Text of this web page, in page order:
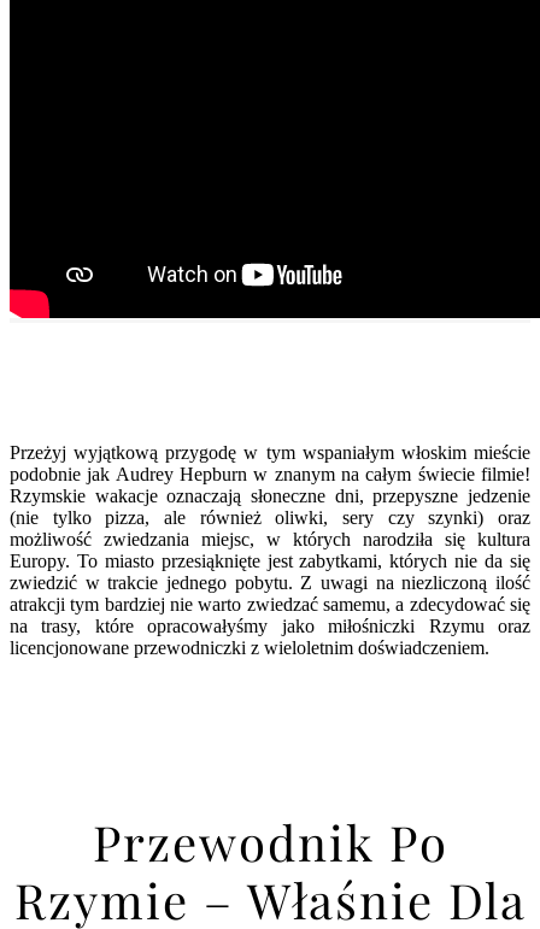
Przeżyj wyjątkową przygodę w tym wspaniałym włoskim mieście
podobnie jak Audrey Hepburn w znanym na całym świecie filmie!
Rzymskie wakacje oznaczają słoneczne dni, przepyszne jedzenie
(nie tylko pizza, ale również oliwki, sery czy szynki) oraz
możliwość zwiedzania miejsc, w których narodziła się kultura
Europy. To miasto przesiąknięte jest zabytkami, których nie da się
zwiedzić w trakcie jednego pobytu. Z uwagi na niezliczoną ilość
atrakcji tym bardziej nie warto zwiedzać samemu, a zdecydować się
na trasy, które opracowałyśmy jako miłośniczki Rzymu oraz
licencjonowane przewodniczki z wieloletnim doświadczeniem.
Przewodnik Po
Rzymie – Właśnie Dla